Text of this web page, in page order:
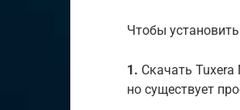
Чтобы
1. Скачать
но существует